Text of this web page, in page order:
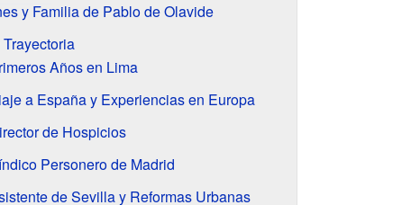
y Familia de Pablo de Olavide
Años en Lima
a España y Experiencias en Europa
de Hospicios
Personero de Madrid
de Sevilla y Reformas Urbanas